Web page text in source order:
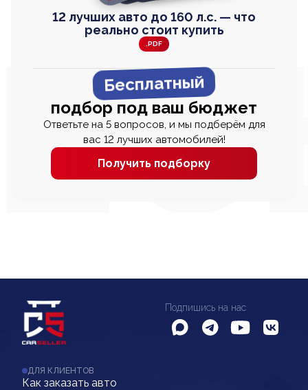
12 лучших авто до 160 л.с. — что
реально стоит купить
.PDF
Бесплатный
подбор под ваш бюджет
Ответьте на 5 вопросов, и мы подберём для
вас 12 лучших автомобилей!
Получить подборку
Подпишись на нас
ДЛЯ КЛИЕНТОВ
Как заказать авто